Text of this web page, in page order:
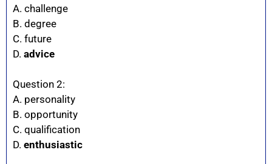
A. challenge
B. degree
C. future
D. advice
Question 2:
A. personality
B. opportunity
C. qualification
D. enthusiastic